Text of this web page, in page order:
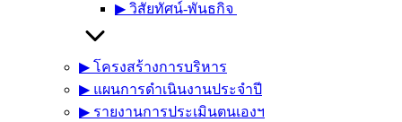
▶︎ วิสัยทัศน์-พันธกิจ
▶︎ โครงสร้างการบริหาร
▶︎ แผนการดำเนินงานประจำปี
▶︎ รายงานการประเมินตนเองฯ